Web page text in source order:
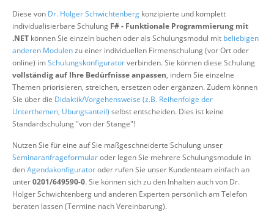
Suche
Diese von Dr. Holger Schwichtenberg konzipierte und komplett
individualisierbare Schulung F# - Funktionale Programmierung mit
.NET können Sie einzeln buchen oder als Schulungsmodul mit beliebigen
anderen Modulenzu einer individuellen Firmenschulung (vor Ort oder
online) imSchulungskonfiguratorverbinden. Sie können diese Schulung
vollständig auf Ihre Bedürfnisse anpassen, indem Sie einzelne
Themen priorisieren, streichen, ersetzen oder ergänzen. Zudem können
Sie über die Didaktik/Vorgehensweise (z.B. Reihenfolge der
Unterthemen, Übungsanteil) selbst entscheiden. Dies ist keine
Standardschulung "von der Stange"!
Nutzen Sie für eine auf Sie maßgeschneiderte Schulung unser
Seminaranfrageformularoder legen Sie mehrere Schulungsmodule in
denAgendakonfiguratoroder rufen Sie unser Kundenteam einfach an
unter0201/649590-0. Sie können sich zu den Inhalten auch von Dr.
Holger Schwichtenberg und anderen Experten persönlich am Telefon
beraten lassen (Termine nach Vereinbarung).